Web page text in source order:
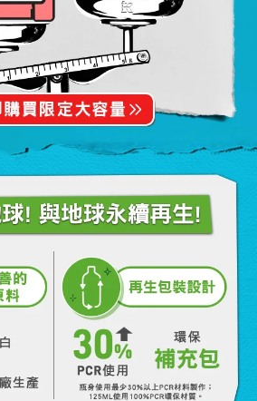
! 與地球永續再生!
的
料
再生包裝設計​